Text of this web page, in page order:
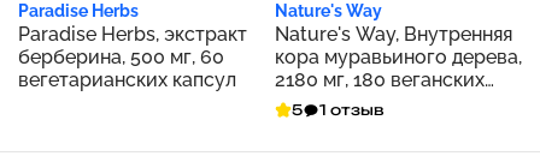
Paradise Herbs
Paradise Herbs, экстракт
берберина, 500 мг, 60
вегетарианских капсул
Nature's Way
Nature's Way, Внутренняя
кора муравьиного дерева,
2180 мг, 180 веганских
капсул (545 мг на капсулу)
5 1 отзыв